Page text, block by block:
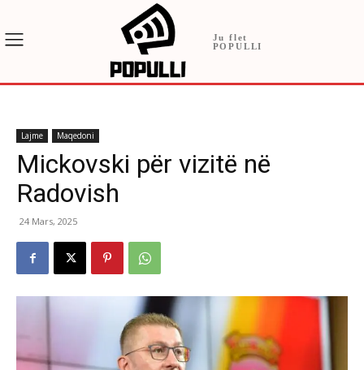
Ju flet
POPULLI
Lajme Maqedoni
Mickovski për vizitë në
Radovish
24 Mars, 2025